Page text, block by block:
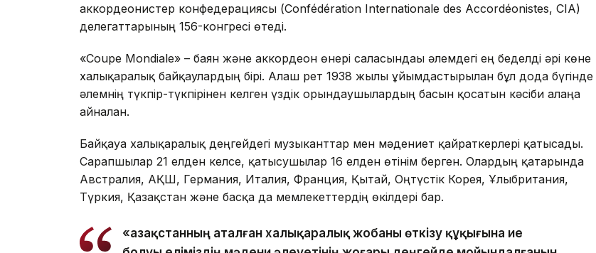
аккордеонистер конфедерациясы (Confédération Internationale des Accordéonistes, CIA)
делегаттарының 156-конгресі өтеді.
«Coupe Mondiale» – баян және аккордеон өнері саласындағы әлемдегі ең беделді әрі көне
халықаралық байқаулардың бірі. Алғаш рет 1938 жылы ұйымдастырылған бұл дода бүгінде
әлемнің түкпір-түкпірінен келген үздік орындаушылардың басын қосатын кәсіби алаңға
айналған.
Байқауға халықаралық деңгейдегі музыканттар мен мәдениет қайраткерлері қатысады.
Сарапшылар 21 елден келсе, қатысушылар 16 елден өтінім берген. Олардың қатарында
Австралия, АҚШ, Германия, Италия, Франция, Қытай, Оңтүстік Корея, Ұлыбритания,
Түркия, Қазақстан және басқа да мемлекеттердің өкілдері бар.
«Қазақстанның аталған халықаралық жобаны өткізу құқығына ие